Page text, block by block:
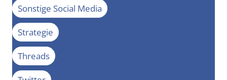
Sonstige Social Media
Strategie
Threads